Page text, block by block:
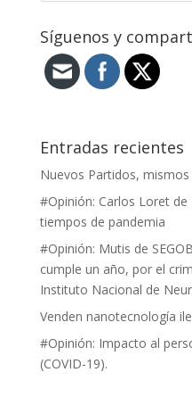
Síguenos y
Entradas recientes
Nuevos Partidos,
#Opinión: Carlos Loret
tiempos de pandemia
#Opinión: Mutis de
cumple un año, por el
Instituto Nacional de
Venden nanotecnología
#Opinión: Impacto al
(COVID-19).